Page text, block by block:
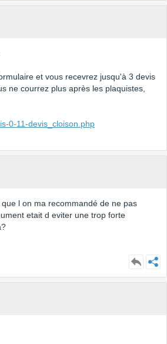
et vous recevrez jusqu'à 3 devis
ne courrez plus après les plaquistes,
0-11-devis_cloison.php
l on ma recommandé de ne pas
etait d eviter une trop forte